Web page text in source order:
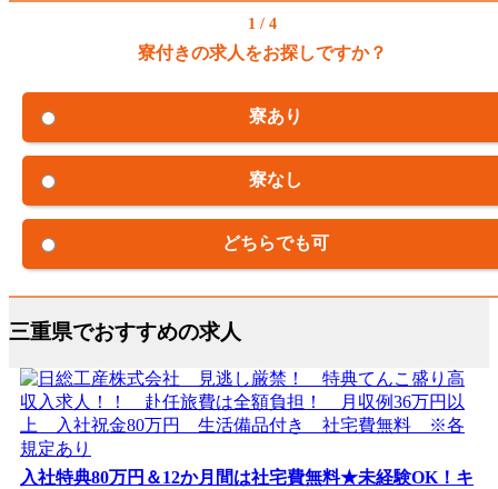
1 / 4
寮付きの求人をお探しですか？
寮あり
寮なし
どちらでも可
三重県でおすすめの求人
入社特典80万円＆12か月間は社宅費無料★未経験OK！キ